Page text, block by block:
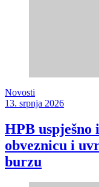
Novosti
13. srpnja 2026
HPB uspješno
obveznicu i
burzu